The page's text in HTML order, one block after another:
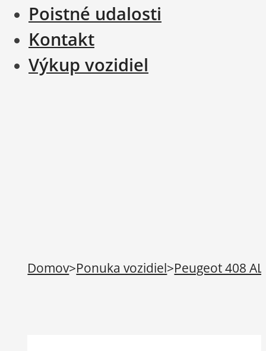
Poistné udalosti
Kontakt
Výkup vozidiel
Domov>Ponuka vozidiel>Peugeot 408